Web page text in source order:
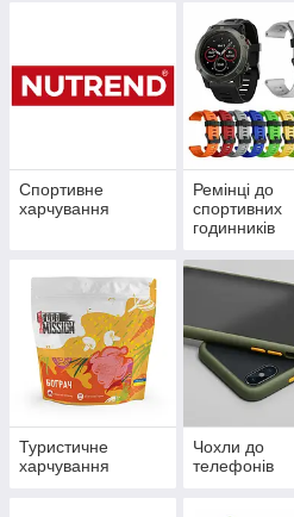
Спортивне
харчування
Ремінці до
спортивних
годинників
Туристичне
харчування
Чохли до
телефонів